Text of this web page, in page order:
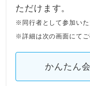
ただけます。
※同行者として参加いた
※詳細は次の画面にてご
かんたん